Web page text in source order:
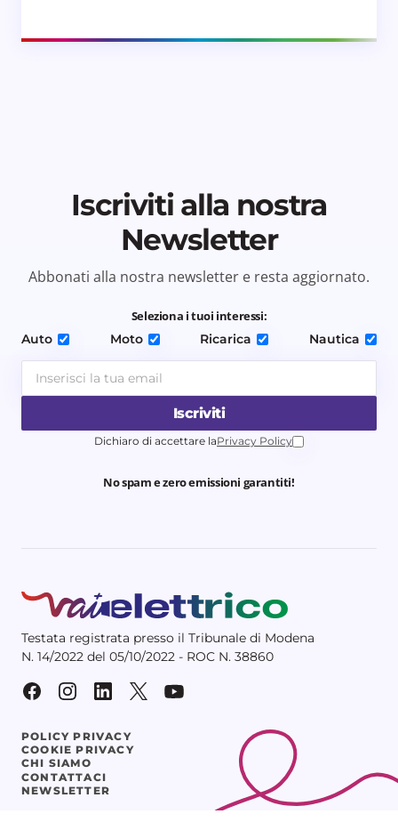
Iscriviti alla nostra
Newsletter
Abbonati alla nostra newsletter e resta aggiornato.
Seleziona i tuoi interessi:
Auto
Moto Ricarica Nautica
Iscriviti
Dichiaro di accettare laPrivacy Policy
No spam e zero emissioni garantiti!
Testata registrata presso il Tribunale di Modena
N. 14/2022 del 05/10/2022 - ROC N. 38860
POLICY PRIVACY
COOKIE PRIVACY
CHI SIAMO
CONTATTACI
NEWSLETTER